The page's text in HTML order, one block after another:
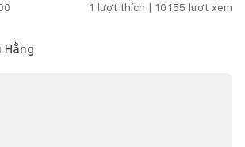
1 lượt thích | 10.155 lượt xem
Hằng